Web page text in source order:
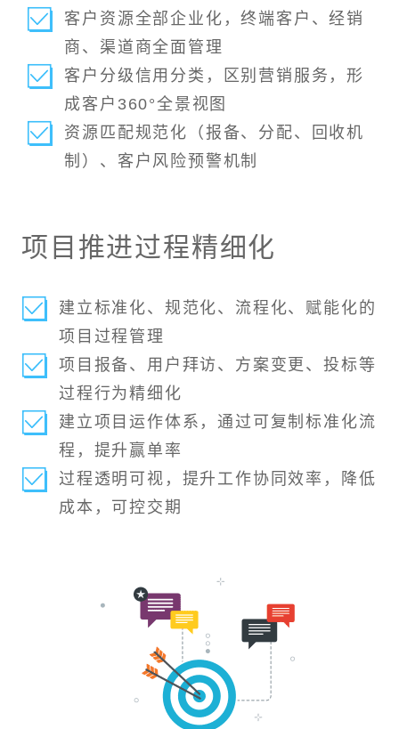
客户资源全部企业化，终端客户、经销
商、渠道商全面管理
客户分级信用分类，区别营销服务，形
成客户360°全景视图
资源匹配规范化（报备、分配、回收机
制）、客户风险预警机制
项目推进过程精细化
建立标准化、规范化、流程化、赋能化的
项目过程管理
项目报备、用户拜访、方案变更、投标等
过程行为精细化
建立项目运作体系，通过可复制标准化流
程，提升赢单率
过程透明可视，提升工作协同效率，降低
成本，可控交期